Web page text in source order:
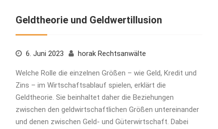
Geldtheorie und Geldwertillusion
6. Juni 2023 horak Rechtsanwälte
Welche Rolle die einzelnen Größen – wie Geld, Kredit und
Zins – im Wirtschaftsablauf spielen, erklärt die
Geldtheorie. Sie beinhaltet daher die Beziehungen
zwischen den geldwirtschaftlichen Größen untereinander
und denen zwischen Geld- und Güterwirtschaft. Dabei